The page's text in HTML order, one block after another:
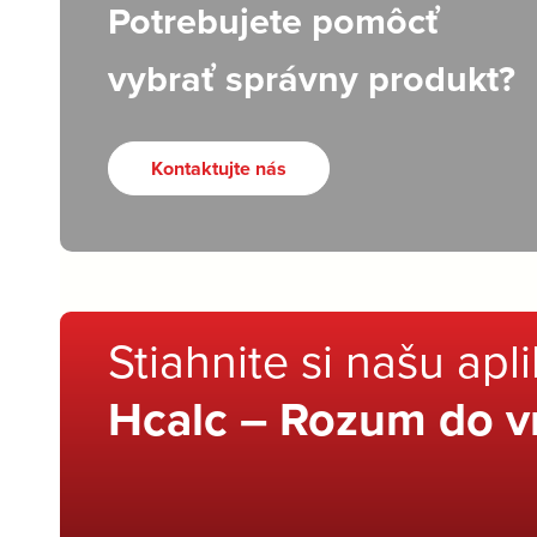
Potrebujete pomôcť
vybrať správny produkt?
Kontaktujte nás
Stiahnite si našu
Hcalc – Rozum do